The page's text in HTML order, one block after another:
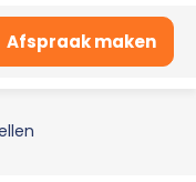
Afspraak maken